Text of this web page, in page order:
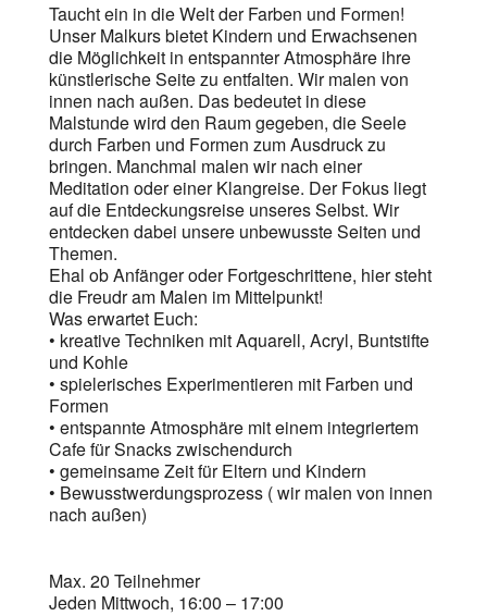
Taucht ein in die Welt der Farben und Formen!
Unser Malkurs bietet Kindern und Erwachsenen
die Möglichkeit in entspannter Atmosphäre ihre
künstlerische Seite zu entfalten. Wir malen von
innen nach außen. Das bedeutet in diese
Malstunde wird den Raum gegeben, die Seele
durch Farben und Formen zum Ausdruck zu
bringen. Manchmal malen wir nach einer
Meditation oder einer Klangreise. Der Fokus liegt
auf die Entdeckungsreise unseres Selbst. Wir
entdecken dabei unsere unbewusste Seiten und
Themen.
Ehal ob Anfänger oder Fortgeschrittene, hier steht
die Freudr am Malen im Mittelpunkt!
Was erwartet Euch:
•⁠ ⁠kreative Techniken mit Aquarell, Acryl, Buntstifte
und Kohle
•⁠ ⁠⁠spielerisches Experimentieren mit Farben und
Formen
•⁠ ⁠⁠entspannte Atmosphäre mit einem integriertem
Cafe für Snacks zwischendurch
•⁠ ⁠⁠gemeinsame Zeit für Eltern und Kindern
•⁠ ⁠⁠Bewusstwerdungsprozess ( wir malen von innen
nach außen)
Max. 20 Teilnehmer
Jeden Mittwoch, 16:00 – 17:00